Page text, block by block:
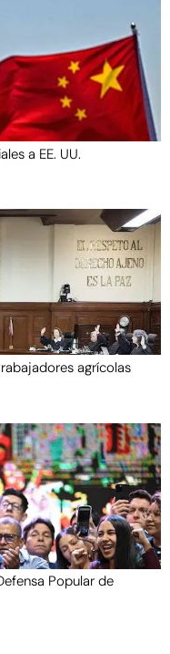
a EE. UU.
agrícolas
Popular de